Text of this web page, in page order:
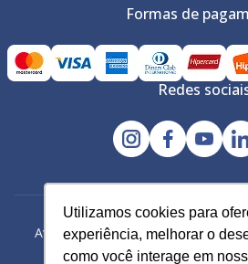
Utilizamos cookies para
experiência, melhorar o
como você interage em
Utilizamos cookies para
experiência, melhorar o
como você interage em
Formas de
Redes
Avacy Distribuidora e Comércio de
61.234.829/